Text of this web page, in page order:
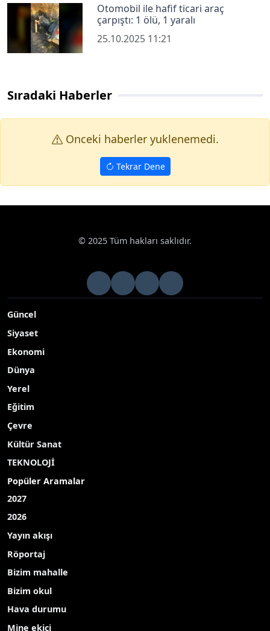
Otomobil ile hafif ticari araç
çarpıştı: 1 ölü, 1 yaralı
25.10.2025 11:21
Sıradaki Haberler
Onceki haberler yuklenemedi.
Tekrar Dene
© 2025 Tüm hakları saklıdır.
Güncel
Siyaset
Ekonomi
Dünya
Yerel
Eğitim
Çevre
Kültür Sanat
TEKNOLOJİ
Popüler Aramalar
2027
2026
Yayın akışı
Röportaj
Bizim mahalle
Bizim okul
Hava durumu
Mine ekici